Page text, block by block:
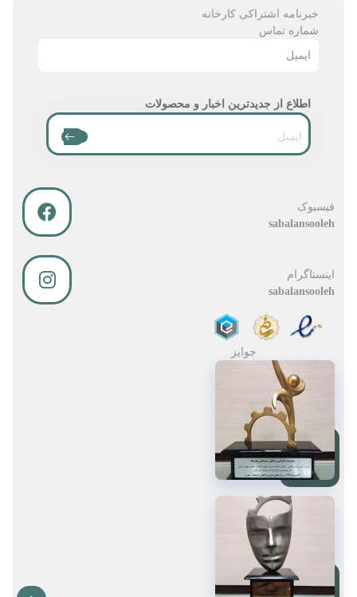
خبرنامه اشتراکی کارخانه
شماره تماس
ایمیل
اطلاع از جدیدترین اخبار و محصولات
فیسبوک
sabalansooleh
اینستاگرام
sabalansooleh
جوایز